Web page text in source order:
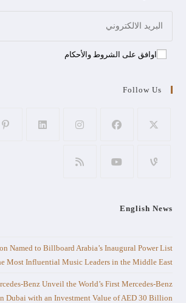
اوافق على الشروط والأحكام
Follow Us
English News
Named to Billboard Arabia’s Inaugural Power List
Most Influential Music Leaders in the Middle East
Benz Unveil the World’s First Mercedes-Benz
Dubai with an Investment Value of AED 30 Billion